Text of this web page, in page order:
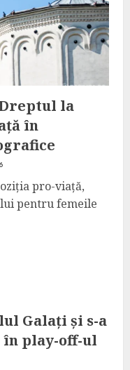
la
în
pro-viață,
pentru femeile
Galați și s-a
play-off-ul